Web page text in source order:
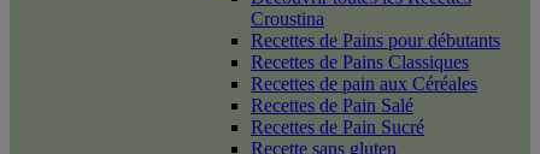
Croustina
Recettes de Pains pour débutants
Recettes de Pains Classiques
Recettes de pain aux Céréales
Recettes de Pain Salé
Recettes de Pain Sucré
Recette sans gluten